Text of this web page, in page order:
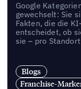
Google
gewechselt: Sie
Fakten, die die
entscheidet, ob
sie – pro
Blogs
Franchise-